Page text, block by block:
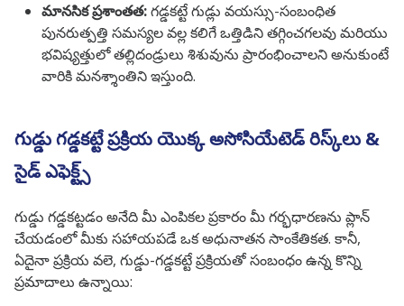
మానసిక ప్రశాంతత:గడ్డకట్టే గుడ్లు వయస్సు-సంబంధిత
పునరుత్పత్తి సమస్యల వల్ల కలిగే ఒత్తిడిని తగ్గించగలవు మరియు
భవిష్యత్తులో తల్లిదండ్రులు శిశువును ప్రారంభించాలని అనుకుంటే
వారికి మనశ్శాంతిని ఇస్తుంది.
గుడ్డు గడ్డకట్టే ప్రక్రియ యొక్క అసోసియేటెడ్ రిస్క్‌లు &
సైడ్ ఎఫెక్ట్స్
గుడ్డు గడ్డకట్టడం అనేది మీ ఎంపికల ప్రకారం మీ గర్భధారణను ప్లాన్
చేయడంలో మీకు సహాయపడే ఒక అధునాతన సాంకేతికత. కానీ,
ఏదైనా ప్రక్రియ వలె, గుడ్డు-గడ్డకట్టే ప్రక్రియతో సంబంధం ఉన్న కొన్ని
ప్రమాదాలు ఉన్నాయి: